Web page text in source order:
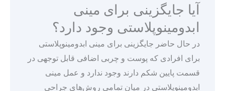
آیا جایگزینی برای مینی
ابدومینوپلاستی وجود دارد؟
در حال حاضر جایگزینی برای مینی ابدومینوپلاستی
برای افرادی که پوست و چربی اضافی قابل توجهی در
قسمت پایین شکم دارند وجود ندارد و عمل مینی
ابدومینوپلاستی در میان تمامی روش‌های جراحی